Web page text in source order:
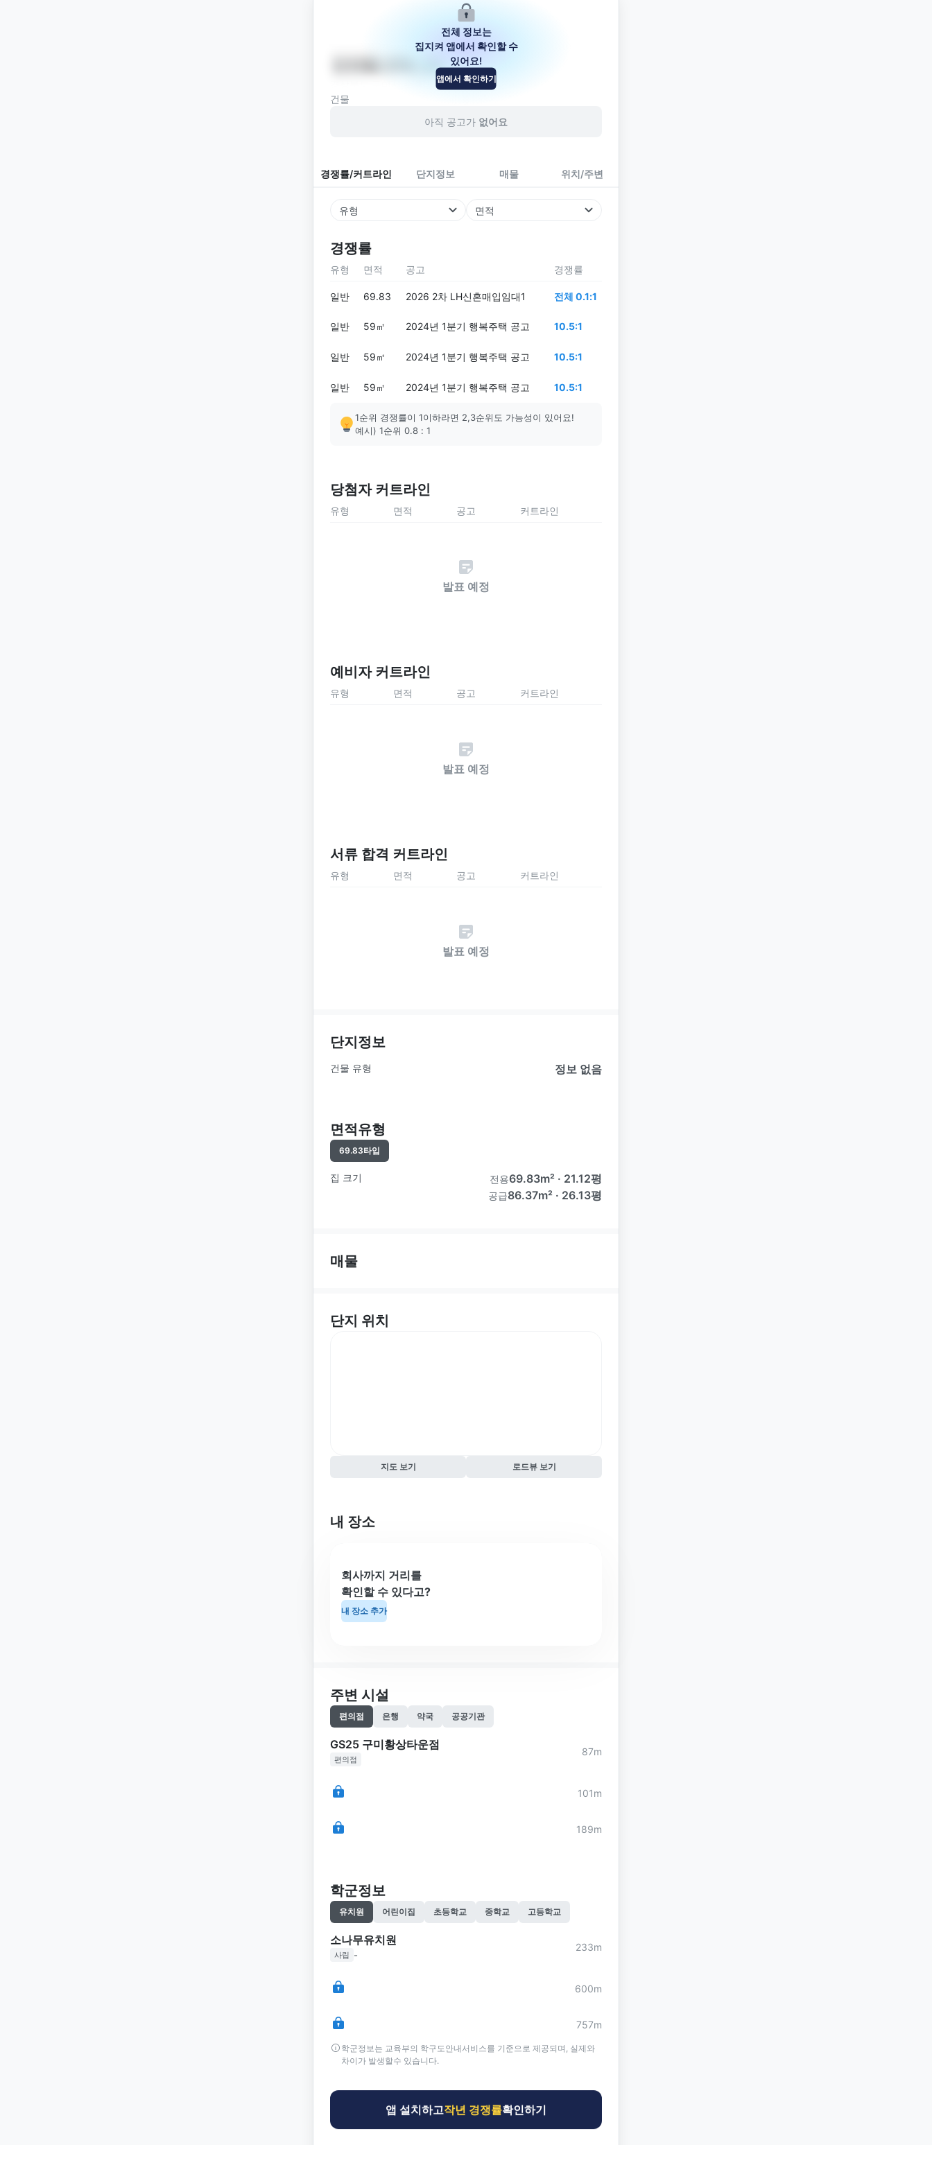
인의동 276-25
경상북도 구미시 수출대로33길 22
건물
아직 공고가 없어요
경쟁률/커트라인 단지정보 매물 위치/주변
유형 면적
경쟁률
전체 정보는
집지켜 앱에서 확인할 수
있어요!
앱에서 확인하기
유형 면적 공고 경쟁률
일반 69.83 2026 2차 LH신혼매입임대1 전체 0.1:1
일반 59㎡ 2024년 1분기 행복주택 공고 10.5:1
일반 59㎡ 2024년 1분기 행복주택 공고 10.5:1
일반 59㎡ 2024년 1분기 행복주택 공고 10.5:1
1순위 경쟁률이 1이하라면 2,3순위도 가능성이 있어요!
예시) 1순위 0.8 : 1
당첨자 커트라인
유형 면적 공고 커트라인
발표 예정
예비자 커트라인
유형 면적 공고 커트라인
발표 예정
서류 합격 커트라인
유형 면적 공고 커트라인
발표 예정
단지정보
건물 유형 정보 없음
면적유형
69.83타입
집 크기 전용69.83m² · 21.12평
공급86.37m² · 26.13평
매물
단지 위치
지도 보기 로드뷰 보기
내 장소
회사까지 거리를
확인할 수 있다고?
내 장소 추가
주변 시설
편의점 은행 약국 공공기관
GS25 구미황상타운점
편의점
87m
101m
189m
학군정보
유치원 어린이집 초등학교 중학교 고등학교
소나무유치원
사립 -
233m
600m
757m
학군정보는 교육부의 학구도안내서비스를 기준으로 제공되며, 실제와
차이가 발생할수 있습니다.
앱 설치하고작년 경쟁률확인하기